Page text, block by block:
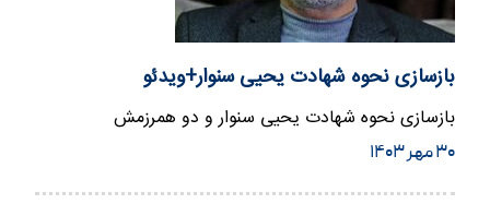
بازسازی نحوه شهادت یحیی سنوار+ویدئو
بازسازی نحوه شهادت یحیی سنوار و دو همرزمش
۳۰ مهر ۱۴۰۳